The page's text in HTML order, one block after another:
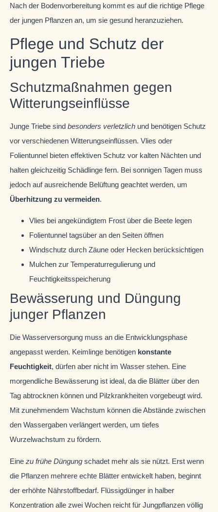
Nach der Bodenvorbereitung kommt es auf die richtige Pflege
der jungen Pflanzen an, um sie gesund heranzuziehen.
Pflege und Schutz der
jungen Triebe
Schutzmaßnahmen gegen
Witterungseinflüsse
Junge Triebe sind besonders verletzlich und benötigen Schutz
vor verschiedenen Witterungseinflüssen. Vlies oder
Folientunnel bieten effektiven Schutz vor kalten Nächten und
halten gleichzeitig Schädlinge fern. Bei sonnigen Tagen muss
jedoch auf ausreichende Belüftung geachtet werden, um
Überhitzung zu vermeiden.
Vlies bei angekündigtem Frost über die Beete legen
Folientunnel tagsüber an den Seiten öffnen
Windschutz durch Zäune oder Hecken berücksichtigen
Mulchen zur Temperaturregulierung und
Feuchtigkeitsspeicherung
Bewässerung und Düngung
junger Pflanzen
Die Wasserversorgung muss an die Entwicklungsphase
angepasst werden. Keimlinge benötigen konstante
Feuchtigkeit, dürfen aber nicht im Wasser stehen. Eine
morgendliche Bewässerung ist ideal, da die Blätter über den
Tag abtrocknen können und Pilzkrankheiten vorgebeugt wird.
Mit zunehmendem Wachstum können die Abstände zwischen
den Wassergaben verlängert werden, um tiefes
Wurzelwachstum zu fördern.
Eine zu frühe Düngung schadet mehr als sie nützt. Erst wenn
die Pflanzen mehrere echte Blätter entwickelt haben, beginnt
der erhöhte Nährstoffbedarf. Flüssigdünger in halber
Konzentration alle zwei Wochen reicht für Jungpflanzen völlig